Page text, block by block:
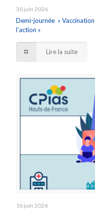
30 juin 2026
Demi-journée »
l’action »
Lire la suite
16 juin 2026